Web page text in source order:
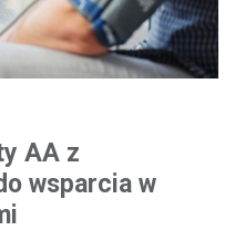
AA z
wsparcia w